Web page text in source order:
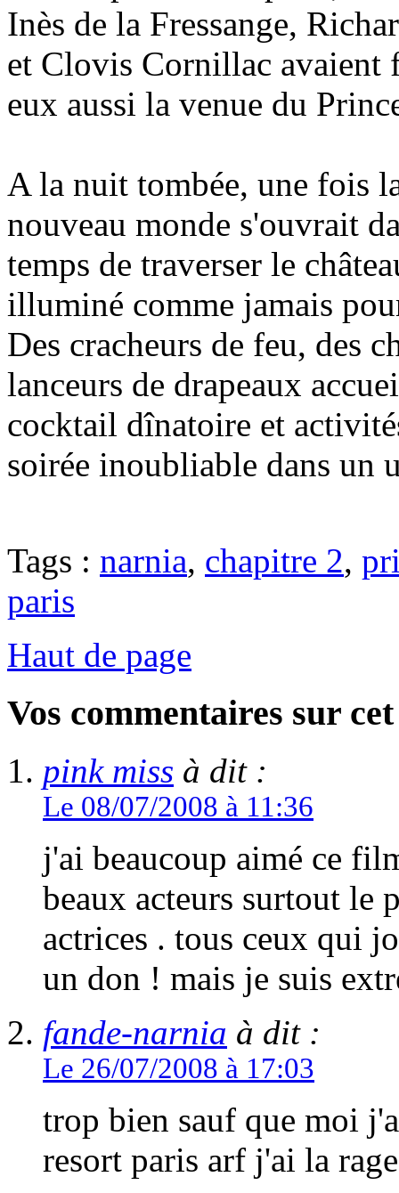
Inès de la Fressange,
et Clovis Cornillac avaient
eux aussi la venue du
A la nuit tombée, une fois
nouveau monde s'ouvrait
temps de traverser le
illuminé comme jamais
Des cracheurs de feu, des
lanceurs de drapeaux
cocktail dînatoire et
soirée inoubliable dans un
Tags : narnia, chapitre 2,
paris
Haut de page
Vos commentaires sur
pink miss à dit :
Le 08/07/2008 à 11:36
j'ai beaucoup aimé ce
beaux acteurs surtout le
actrices . tous ceux qui
un don ! mais je suis
fande-narnia à dit :
Le 26/07/2008 à 17:03
trop bien sauf que moi
resort paris arf j'ai la